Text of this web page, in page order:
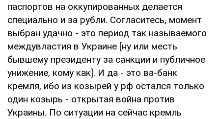
паспортов на оккупированных делается
специально и за рубли. Согласитесь, момент
выбран удачно - это период так называемого
междувластия в Украине [ну или месть
бывшему президенту за санкции и публичное
унижение, кому как]. И да - это ва-банк
кремля, ибо из козырей у рф остался только
один козырь - открытая война против
Украины. По ситуации на сейчас кремль